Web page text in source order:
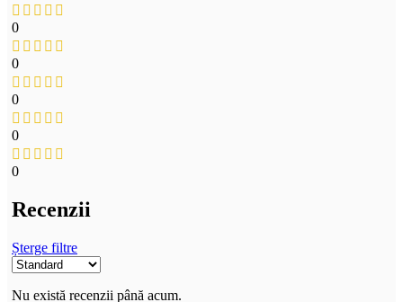
0
0
0
0
0
Recenzii
Șterge filtre
Nu există recenzii până acum.